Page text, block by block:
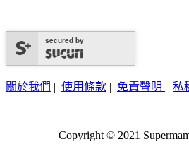
secured by
關於我們 | 使用條款 | 免責聲明 | 私
Copyright © 2021